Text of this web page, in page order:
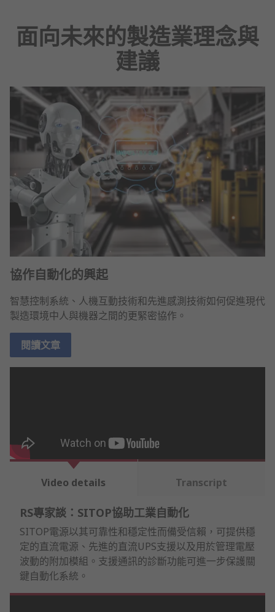
面向未來的製造業理念與
建議
協作自動化的興起
智慧控制系統、人機互動技術和先進感測技術如何促進現代
製造環境中人與機器之間的更緊密協作。
閱讀文章
Video details Transcript
RS專家談：SITOP協助工業自動化
SITOP電源以其可靠性和穩定性而備受信賴，可提供穩
定的直流電源、先進的直流UPS支援以及用於管理電壓
波動的附加模組。支援通訊的診斷功能可進一步保護關
鍵自動化系統。